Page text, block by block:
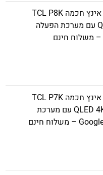
טלוויזיה 55 אינץ חכמה TCL P8K
QLED TV 4K עם מערכת הפעלה
טלוויזיה 85 אינץ חכמה TCL P7K
QLED 4K Smart TV עם מערכת